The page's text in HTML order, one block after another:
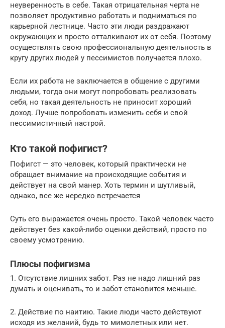
неуверенность в себе. Такая отрицательная черта не
позволяет продуктивно работать и подниматься по
карьерной лестнице. Часто эти люди раздражают
окружающих и просто отталкивают их от себя. Поэтому
осуществлять свою профессиональную деятельность в
кругу других людей у пессимистов получается плохо.
Если их работа не заключается в общение с другими
людьми, тогда они могут попробовать реализовать
себя, но такая деятельность не приносит хороший
доход. Лучше попробовать изменить себя и свой
пессимистичный настрой.
Кто такой пофигист?
Пофигст — это человек, который практически не
обращает внимание на происходящие события и
действует на свой манер. Хоть термин и шутливый,
однако, все же нередко встречается
Суть его выражается очень просто. Такой человек часто
действует без какой-либо оценки действий, просто по
своему усмотрению.
Плюсы пофигизма
1. Отсутствие лишних забот. Раз не надо лишний раз
думать и оценивать, то и забот становится меньше.
2. Действие по наитию. Такие люди часто действуют
исходя из желаний, будь то мимолетных или нет.